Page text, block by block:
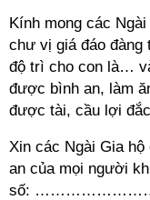
Kính mong các
chư vị giá đáo đàng
độ trì cho con là…
được bình an, làm
được tài, cầu lợi
Xin các Ngài Gia
an của mọi người
số: …………………… ;